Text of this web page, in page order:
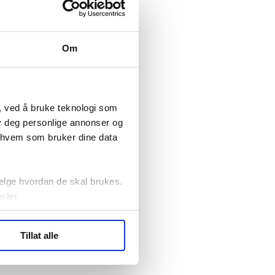
Om
ved å bruke teknologi som
personlige annonser og
som bruker dine data
hvordan de skal brukes.
(cookies) for å lære
statistikk.
Tillat alle